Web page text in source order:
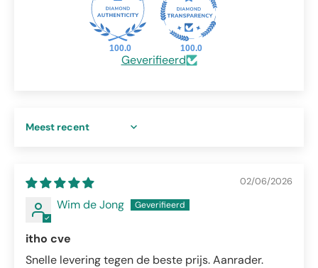
100.0 100.0
Geverifieerd
Sort by
02/06/2026
Wim de Jong
itho cve
Snelle levering tegen de beste prijs. Aanrader.